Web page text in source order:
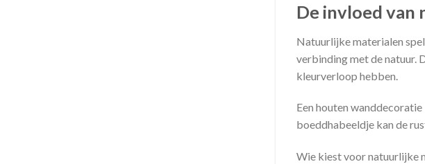
De invloed van
Natuurlijke materialen
verbinding met de natuur.
kleurverloop hebben.
Een houten
boeddhabeeldje kan de
Wie kiest voor natuurlijke